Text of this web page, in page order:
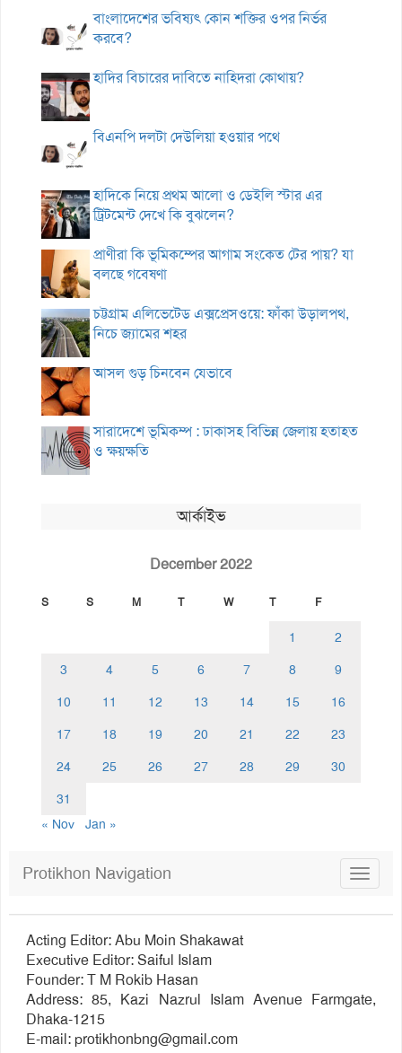
বাংলাদেশের ভবিষ্যৎ কোন শক্তির ওপর নির্ভর
করবে?
হাদির বিচারের দাবিতে নাহিদরা কোথায়?
বিএনপি দলটা দেউলিয়া হওয়ার পথে
হাদিকে নিয়ে প্রথম আলো ও ডেইলি স্টার এর
ট্রিটমেন্ট দেখে কি বুঝলেন?
প্রাণীরা কি ভূমিকম্পের আগাম সংকেত টের পায়? যা
বলছে গবেষণা
চট্টগ্রাম এলিভেটেড এক্সপ্রেসওয়ে: ফাঁকা উড়ালপথ,
নিচে জ্যামের শহর
আসল গুড় চিনবেন যেভাবে
সারাদেশে ভূমিকম্প : ঢাকাসহ বিভিন্ন জেলায় হতাহত
ও ক্ষয়ক্ষতি
আর্কাইভ
December 2022
S S M T W T F
1
2
3
4 5 6 7 8
9
10
11 12 13 14 15
16
17
18 19 20 21 22
23
24
25 26 27 28 29
30
31
« Nov
Jan »
Toggle
Protikhon Navigation
Acting Editor: Abu Moin Shakawat
Executive Editor: Saiful Islam
Founder: T M Rokib Hasan
Address: 85, Kazi Nazrul Islam Avenue Farmgate,
Dhaka-1215
E-mail:protikhonbng@gmail.com